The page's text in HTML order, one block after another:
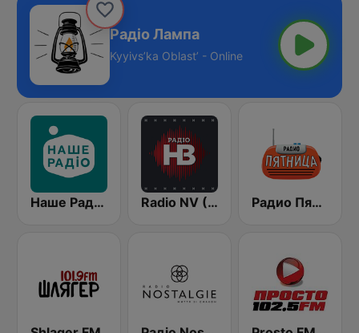
Радіо Лампа
Kyyivs’ka Oblast’ - Online
Наше Радио (Nashe Radio) 107.9 Radio NV (Радіо НВ) Радио Пятница (Pyatnica)